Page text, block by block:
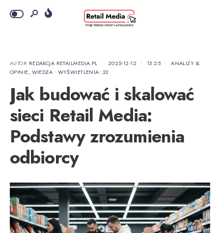
AUTOR REDAKCJA RETAILMEDIA.PL • 2025-12-12 • 13:25 •
ANALIZY &
OPINIE, WIEDZA • WYŚWIETLENIA: 32
Jak budować i skalować
sieci Retail Media:
Podstawy zrozumienia
odbiorcy